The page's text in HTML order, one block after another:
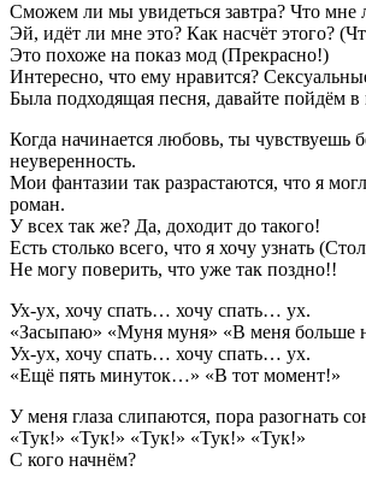
Сможем ли мы увидеться завтра? Что мне
Эй, идёт ли мне это? Как насчёт этого?
Это похоже на показ мод (Прекрасно!)
Интересно, что ему нравится?
Была подходящая песня, давайте пойдём в
Когда начинается любовь, ты чувствуешь
неуверенность.
Мои фантазии так разрастаются, что я
роман.
У всех так же? Да, доходит до такого!
Есть столько всего, что я хочу узнать
Не могу поверить, что уже так поздно!!
Ух-ух, хочу спать… хочу спать… ух.
«Засыпаю» «Муня муня» «В меня больше
Ух-ух, хочу спать… хочу спать… ух.
«Ещё пять минуток…» «В тот момент!»
У меня глаза слипаются, пора разогнать
«Тук!» «Тук!» «Тук!» «Тук!» «Тук!»
С кого начнём?